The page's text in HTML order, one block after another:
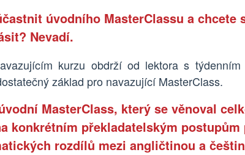
úvodního MasterClassu a chcete
Nevadí.
kurzu obdrží od lektora s týdenním
základ pro navazující MasterClass.
MasterClass, který se věnoval
konkrétním překladatelským
rozdílů mezi angličtinou a